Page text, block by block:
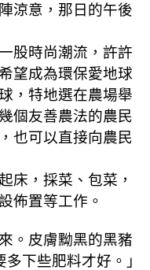
涼意，那日的午後
時尚潮流，許許
望成為環保愛地球
，特地選在農場舉
個友善農法的農民
也可以直接向農民
，採菜、包菜，
佈置等工作。
皮膚黝黑的黑豬
下些肥料才好。」